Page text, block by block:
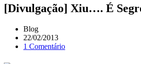
[Divulgação] Xiu…. É
Blog
22/02/2013
1 Comentário